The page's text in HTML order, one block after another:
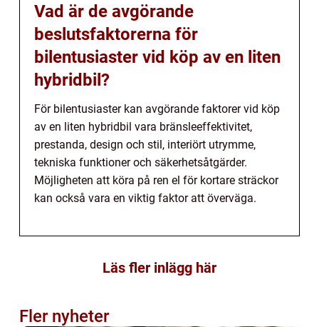
Vad är de avgörande
beslutsfaktorerna för
bilentusiaster vid köp av en liten
hybridbil?
För bilentusiaster kan avgörande faktorer vid köp
av en liten hybridbil vara bränsleeffektivitet,
prestanda, design och stil, interiört utrymme,
tekniska funktioner och säkerhetsåtgärder.
Möjligheten att köra på ren el för kortare sträckor
kan också vara en viktig faktor att överväga.
Läs fler inlägg här
Fler nyheter